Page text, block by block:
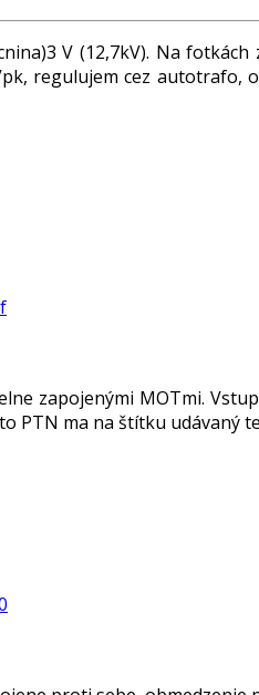
V (12,7kV). Na
regulujem cez autotrafo,
zapojenými MOTmi.
PTN ma na štítku udávaný